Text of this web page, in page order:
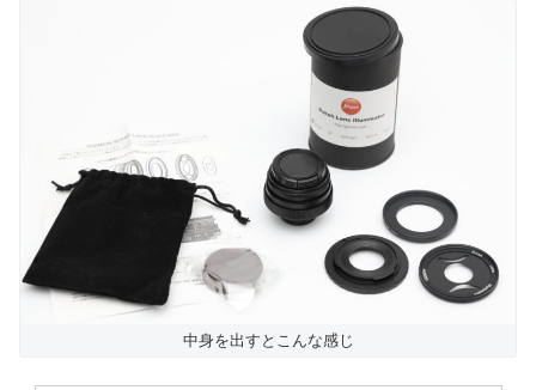
中身を出すとこんな感じ